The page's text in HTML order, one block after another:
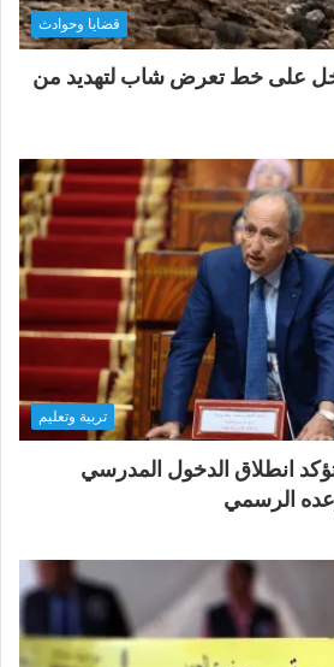
قضايا وحوادث
على خط تعرض شاب لتهديد من
تربية وتعليم
تؤكد انطلاق الدخول المدرسي